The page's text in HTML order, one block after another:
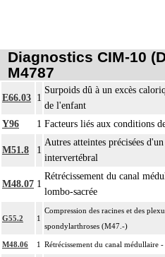
Diagnostics CIM-10
M4787
E66.03 1
Surpoids dû à un excès
de l'enfant
Y96
1 Facteurs liés aux conditions
M51.8 1
Autres atteintes précisées
intervertébral
M48.07 1
Rétrécissement du canal
lombo-sacrée
G55.2 1
Compression des racines et des
spondylarthroses (M47.-)
M48.06 1 Rétrécissement du canal médullaire